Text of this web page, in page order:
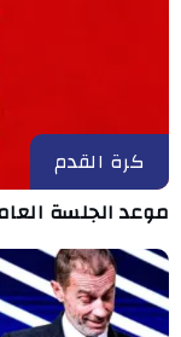
كرة القدم
موعد الجلسة